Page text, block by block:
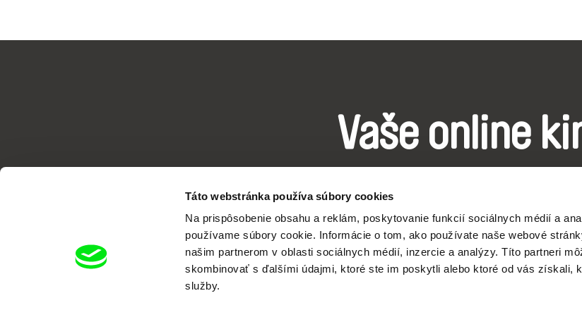
Táto webstránka používa súbory cookies
Na prispôsobenie obsahu a reklám, poskytovanie funkcií sociálnych médií a
používame súbory cookie. Informácie o tom, ako používate naše webové
našim partnerom v oblasti sociálnych médií, inzercie a analýzy. Títo partneri
skombinovať s ďalšími údajmi, ktoré ste im poskytli alebo ktoré od vás získali,
služby.
Vaše online
Portál DAFilms vznikol vďaka tvorivej spolupráci siedmich významných